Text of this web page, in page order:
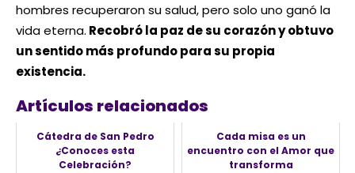
hombres recuperaron su salud, pero solo uno ganó la
vida eterna. Recobró la paz de su corazón y obtuvo
un sentido más profundo para su propia
existencia.
Artículos relacionados
Cátedra de San Pedro
¿Conoces esta
Celebración?
Cada misa es un
encuentro con el Amor que
transforma